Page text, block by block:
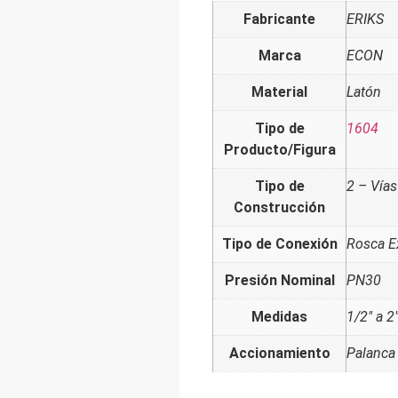
Fabricante ERIKS
Marca ECON
Material Latón
Tipo de
Producto/Figura
1604
Tipo de
Construcción
2 – Vías
Tipo de Conexión Rosca
Presión Nominal PN30
Medidas 1/2" a
Accionamiento Palanca